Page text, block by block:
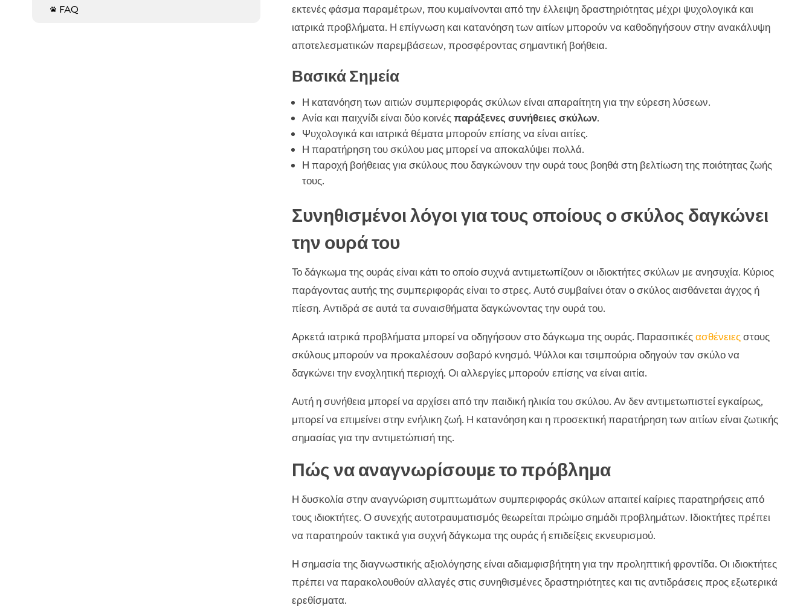
 FAQ
εκτενές φάσμα παραμέτρων, που κυμαίνονται από την έλλειψη δραστηριότητας μέχρι ψυχολογικά και
ιατρικά προβλήματα. Η επίγνωση και κατανόηση των αιτίων μπορούν να καθοδηγήσουν στην ανακάλυψη
αποτελεσματικών παρεμβάσεων, προσφέροντας σημαντική βοήθεια.
Βασικά Σημεία
Η κατανόηση των αιτιών συμπεριφοράς σκύλων είναι απαραίτητη για την εύρεση λύσεων.
Ανία και παιχνίδι είναι δύο κοινές παράξενες συνήθειες σκύλων.
Ψυχολογικά και ιατρικά θέματα μπορούν επίσης να είναι αιτίες.
Η παρατήρηση του σκύλου μας μπορεί να αποκαλύψει πολλά.
Η παροχή βοήθειας για σκύλους που δαγκώνουν την ουρά τους βοηθά στη βελτίωση της ποιότητας ζωής
τους.
Συνηθισμένοι λόγοι για τους οποίους ο σκύλος δαγκώνει
την ουρά του
Το δάγκωμα της ουράς είναι κάτι το οποίο συχνά αντιμετωπίζουν οι ιδιοκτήτες σκύλων με ανησυχία. Κύριος
παράγοντας αυτής της συμπεριφοράς είναι το στρες. Αυτό συμβαίνει όταν ο σκύλος αισθάνεται άγχος ή
πίεση. Αντιδρά σε αυτά τα συναισθήματα δαγκώνοντας την ουρά του.
Αρκετά ιατρικά προβλήματα μπορεί να οδηγήσουν στο δάγκωμα της ουράς. Παρασιτικές ασθένειεςστους
σκύλους μπορούν να προκαλέσουν σοβαρό κνησμό. Ψύλλοι και τσιμπούρια οδηγούν τον σκύλο να
δαγκώνει την ενοχλητική περιοχή. Οι αλλεργίες μπορούν επίσης να είναι αιτία.
Αυτή η συνήθεια μπορεί να αρχίσει από την παιδική ηλικία του σκύλου. Αν δεν αντιμετωπιστεί εγκαίρως,
μπορεί να επιμείνει στην ενήλικη ζωή. Η κατανόηση και η προσεκτική παρατήρηση των αιτίων είναι ζωτικής
σημασίας για την αντιμετώπισή της.
Πώς να αναγνωρίσουμε το πρόβλημα
Η δυσκολία στην αναγνώριση συμπτωμάτων συμπεριφοράς σκύλων απαιτεί καίριες παρατηρήσεις από
τους ιδιοκτήτες. Ο συνεχής αυτοτραυματισμός θεωρείται πρώιμο σημάδι προβλημάτων. Ιδιοκτήτες πρέπει
να παρατηρούν τακτικά για συχνή δάγκωμα της ουράς ή επιδείξεις εκνευρισμού.
Η σημασία της διαγνωστικής αξιολόγησης είναι αδιαμφισβήτητη για την προληπτική φροντίδα. Οι ιδιοκτήτες
πρέπει να παρακολουθούν αλλαγές στις συνηθισμένες δραστηριότητες και τις αντιδράσεις προς εξωτερικά
ερεθίσματα.